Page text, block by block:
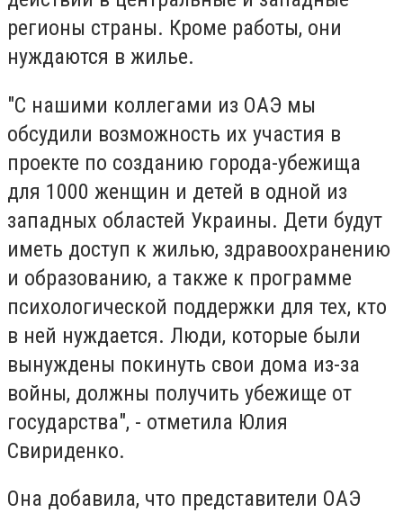
регионы страны. Кроме работы, они
нуждаются в жилье.
"С нашими коллегами из ОАЭ мы
обсудили возможность их участия в
проекте по созданию города-убежища
для 1000 женщин и детей в одной из
западных областей Украины. Дети будут
иметь доступ к жилью, здравоохранению
и образованию, а также к программе
психологической поддержки для тех, кто
в ней нуждается. Люди, которые были
вынуждены покинуть свои дома из-за
войны, должны получить убежище от
государства", - отметила Юлия
Свириденко.
Она добавила, что представители ОАЭ